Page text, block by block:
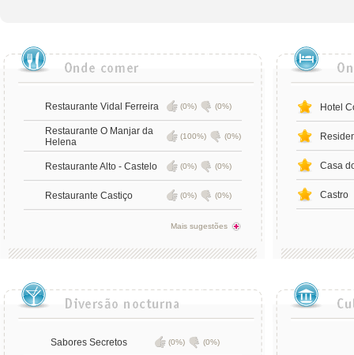
Restaurante Vidal Ferreira (0%) (0%)
Restaurante O Manjar da
Helena
(100%) (0%)
Restaurante Alto - Castelo (0%) (0%)
Restaurante Castiço (0%) (0%)
Mais sugestões
Hotel
Casa
Castro
Sabores Secretos (0%) (0%)